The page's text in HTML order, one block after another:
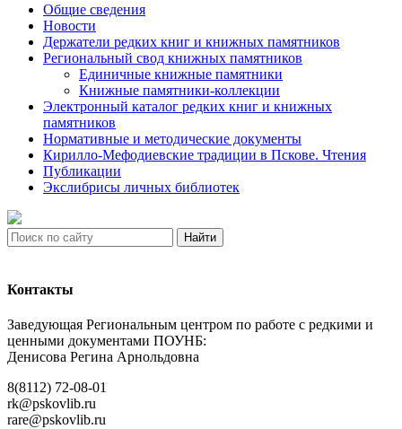
Общие сведения
Новости
Держатели редких книг и книжных памятников
Региональный свод книжных памятников
Единичные книжные памятники
Книжные памятники-коллекции
Электронный каталог редких книг и книжных
памятников
Нормативные и методические документы
Кирилло-Мефодиевские традиции в Пскове. Чтения
Публикации
Экслибрисы личных библиотек
Найти
Контакты
Заведующая Региональным центром по работе с редкими и
ценными документами ПОУНБ:
Денисова Регина Арнольдовна
8(8112) 72-08-01
rk@pskovlib.ru
rare@pskovlib.ru